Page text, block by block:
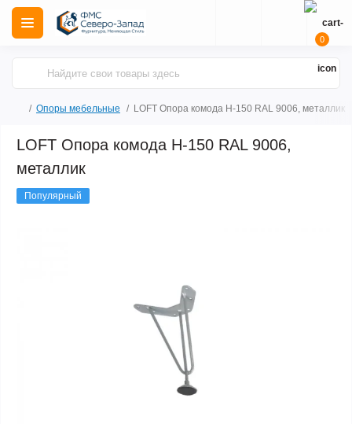
0
Опоры мебельные LOFT Опора комода Н-150 RAL 9006, металлик
LOFT Опора комода Н-150 RAL 9006,
металлик
Популярный